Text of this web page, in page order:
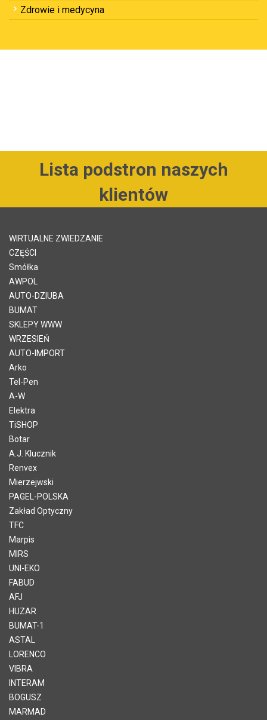
Zdrowie i medycyna
Lista podstron naszych
klientów
WIRTUALNE ZWIEDZANIE
CZĘŚCI
Smółka
AWPOL
AUTO-DZIUBA
BUMAT
SKLEPY WWW
WRZESIEŃ
AUTO-IMPORT
Arko
Tel-Pen
A-W
Elektra
TiSHOP
Botar
A.J. Klucznik
Renvex
Mierzejwski
PAGEL-POLSKA
Zakład Optyczny
TFC
Marpis
MIRS
UNI-EKO
FABUD
AFJ
HUZAR
BUMAT-1
ASTAL
LORENCO
VIBRA
INTERAM
BOGUSZ
MARMAD